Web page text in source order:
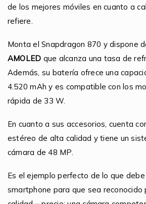
de los mejores móviles en cuanto a
refiere.
Monta el Snapdragon 870 y dispone
AMOLED que alcanza una tasa de
Además, su batería ofrece una
4.520 mAh y es compatible con los
rápida de 33 W.
En cuanto a sus accesorios, cuenta
estéreo de alta calidad y tiene un
cámara de 48 MP.
Es el ejemplo perfecto de lo que
smartphone para que sea reconocido